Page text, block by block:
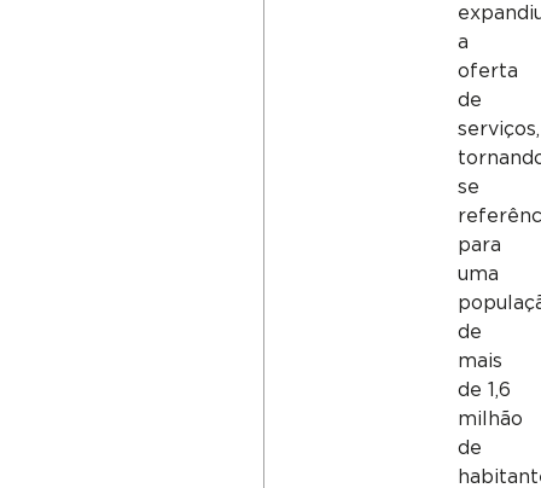
a
oferta
de
serviços,
se
para
uma
de
mais
de 1,6
milhão
de